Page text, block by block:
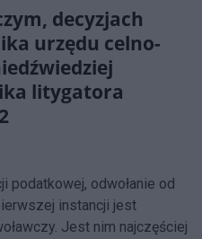
decyzjach
urzędu celno-
litygatora
podatkowej, odwołanie od
instancji jest
Jest nim najczęściej